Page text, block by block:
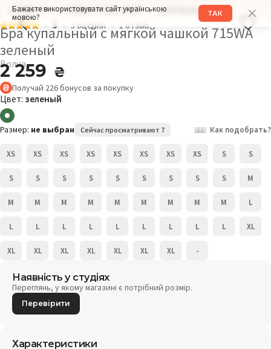
Бажаєте використовувати сайт українською
мовою?
ТАК
РАЗМЕР: M ОБХВАТ ГРУДИ: 92СМ ДРУГИЕ МОДЕЛИ
5 3 оценки 1 отзыв
Бра купальный с мягкой чашкой 715WA
зеленый
Волна
2 259 ₴
Получай 226бонусов за покупку
Цвет: зеленый
Размер: не выбран Сейчас просматривают 7 Как подобрать?
XS XS XS XS XS XS XS XS S S
S S S S S S S S S M
M M M M M M M M M L
L L L L L L L L L XL
XL XL XL XL XL XL XL -
Наявність у студіях
Переглянь, у якому магазині є потрібний розмір.
Перевірити
Характеристики